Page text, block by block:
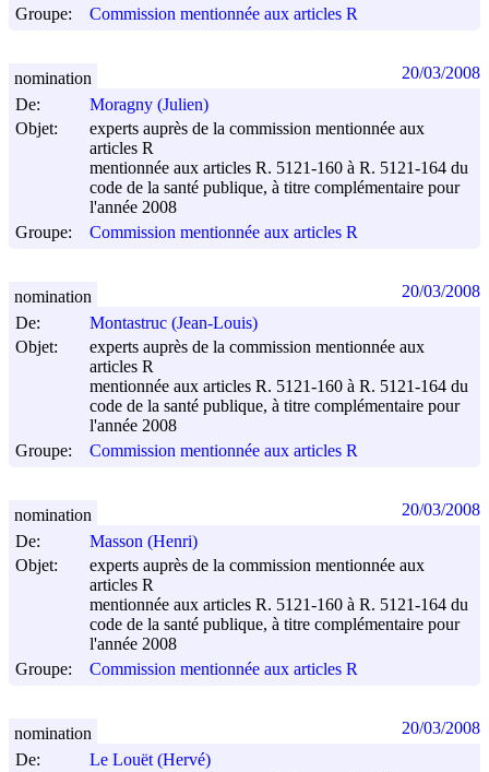
Groupe:
Commission mentionnée aux articles R
De:
Moragny (Julien)
Objet:
experts auprès de la commission mentionnée aux
articles R
mentionnée aux articles R. 5121-160 à R. 5121-164 du
code de la santé publique, à titre complémentaire pour
l'année 2008
Groupe:
Commission mentionnée aux articles R
nomination 20/03/2008
De:
Montastruc (Jean-Louis)
Objet:
experts auprès de la commission mentionnée aux
articles R
mentionnée aux articles R. 5121-160 à R. 5121-164 du
code de la santé publique, à titre complémentaire pour
l'année 2008
Groupe:
Commission mentionnée aux articles R
nomination 20/03/2008
De:
Masson (Henri)
Objet:
experts auprès de la commission mentionnée aux
articles R
mentionnée aux articles R. 5121-160 à R. 5121-164 du
code de la santé publique, à titre complémentaire pour
l'année 2008
Groupe:
Commission mentionnée aux articles R
nomination 20/03/2008
De:
Le Louët (Hervé)
nomination 20/03/2008